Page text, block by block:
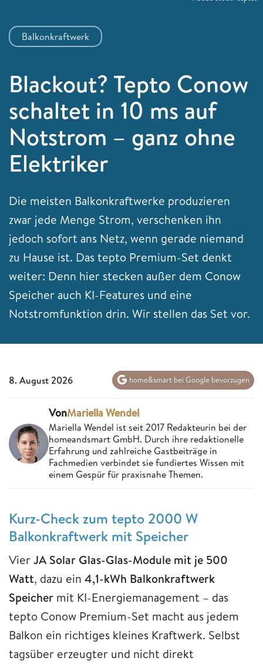
Balkonkraftwerk
Blackout? Tepto Conow
schaltet in 10 ms auf
Notstrom – ganz ohne
Elektriker
Die meisten Balkonkraftwerke produzieren
zwar jede Menge Strom, verschenken ihn
jedoch sofort ans Netz, wenn gerade niemand
zu Hause ist. Das tepto Premium-Set denkt
weiter: Denn hier stecken außer dem Conow
Speicher auch KI-Features und eine
Notstromfunktion drin. Wir stellen das Set vor.
8. August 2026 home&smart bei Google bevorzugen
VonMariella Wendel
Mariella Wendel ist seit 2017 Redakteurin bei der
homeandsmart GmbH. Durch ihre redaktionelle
Erfahrung und zahlreiche Gastbeiträge in
Fachmedien verbindet sie fundiertes Wissen mit
einem Gespür für praxisnahe Themen.
Kurz-Check zum tepto 2000 W
Balkonkraftwerk mit Speicher
VierJA Solar Glas-Glas-Module mit je 500
Watt, dazu ein 4,1-kWh Balkonkraftwerk
Speicher mit KI-Energiemanagement – das
tepto Conow Premium-Set macht aus jedem
Balkon ein richtiges kleines Kraftwerk. Selbst
tagsüber erzeugter und nicht direkt